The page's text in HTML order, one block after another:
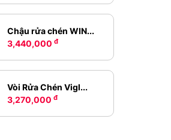
Chậu rửa chén WIN...
3,440,000 đ
Vòi Rửa Chén Vigl...
3,270,000 đ